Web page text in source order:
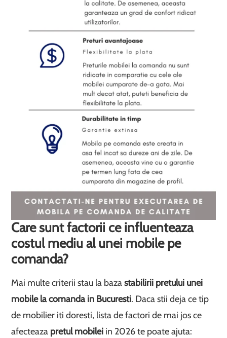
Care sunt factorii ce influenteaza
costul mediu al unei mobile pe
comanda?
Mai multe criterii stau la bazastabilirii pretului unei
mobile la comanda in Bucuresti. Daca stii deja ce tip
de mobilier iti doresti, lista de factori de mai jos ce
afecteaza pretul mobilei in 2026 te poate ajuta: